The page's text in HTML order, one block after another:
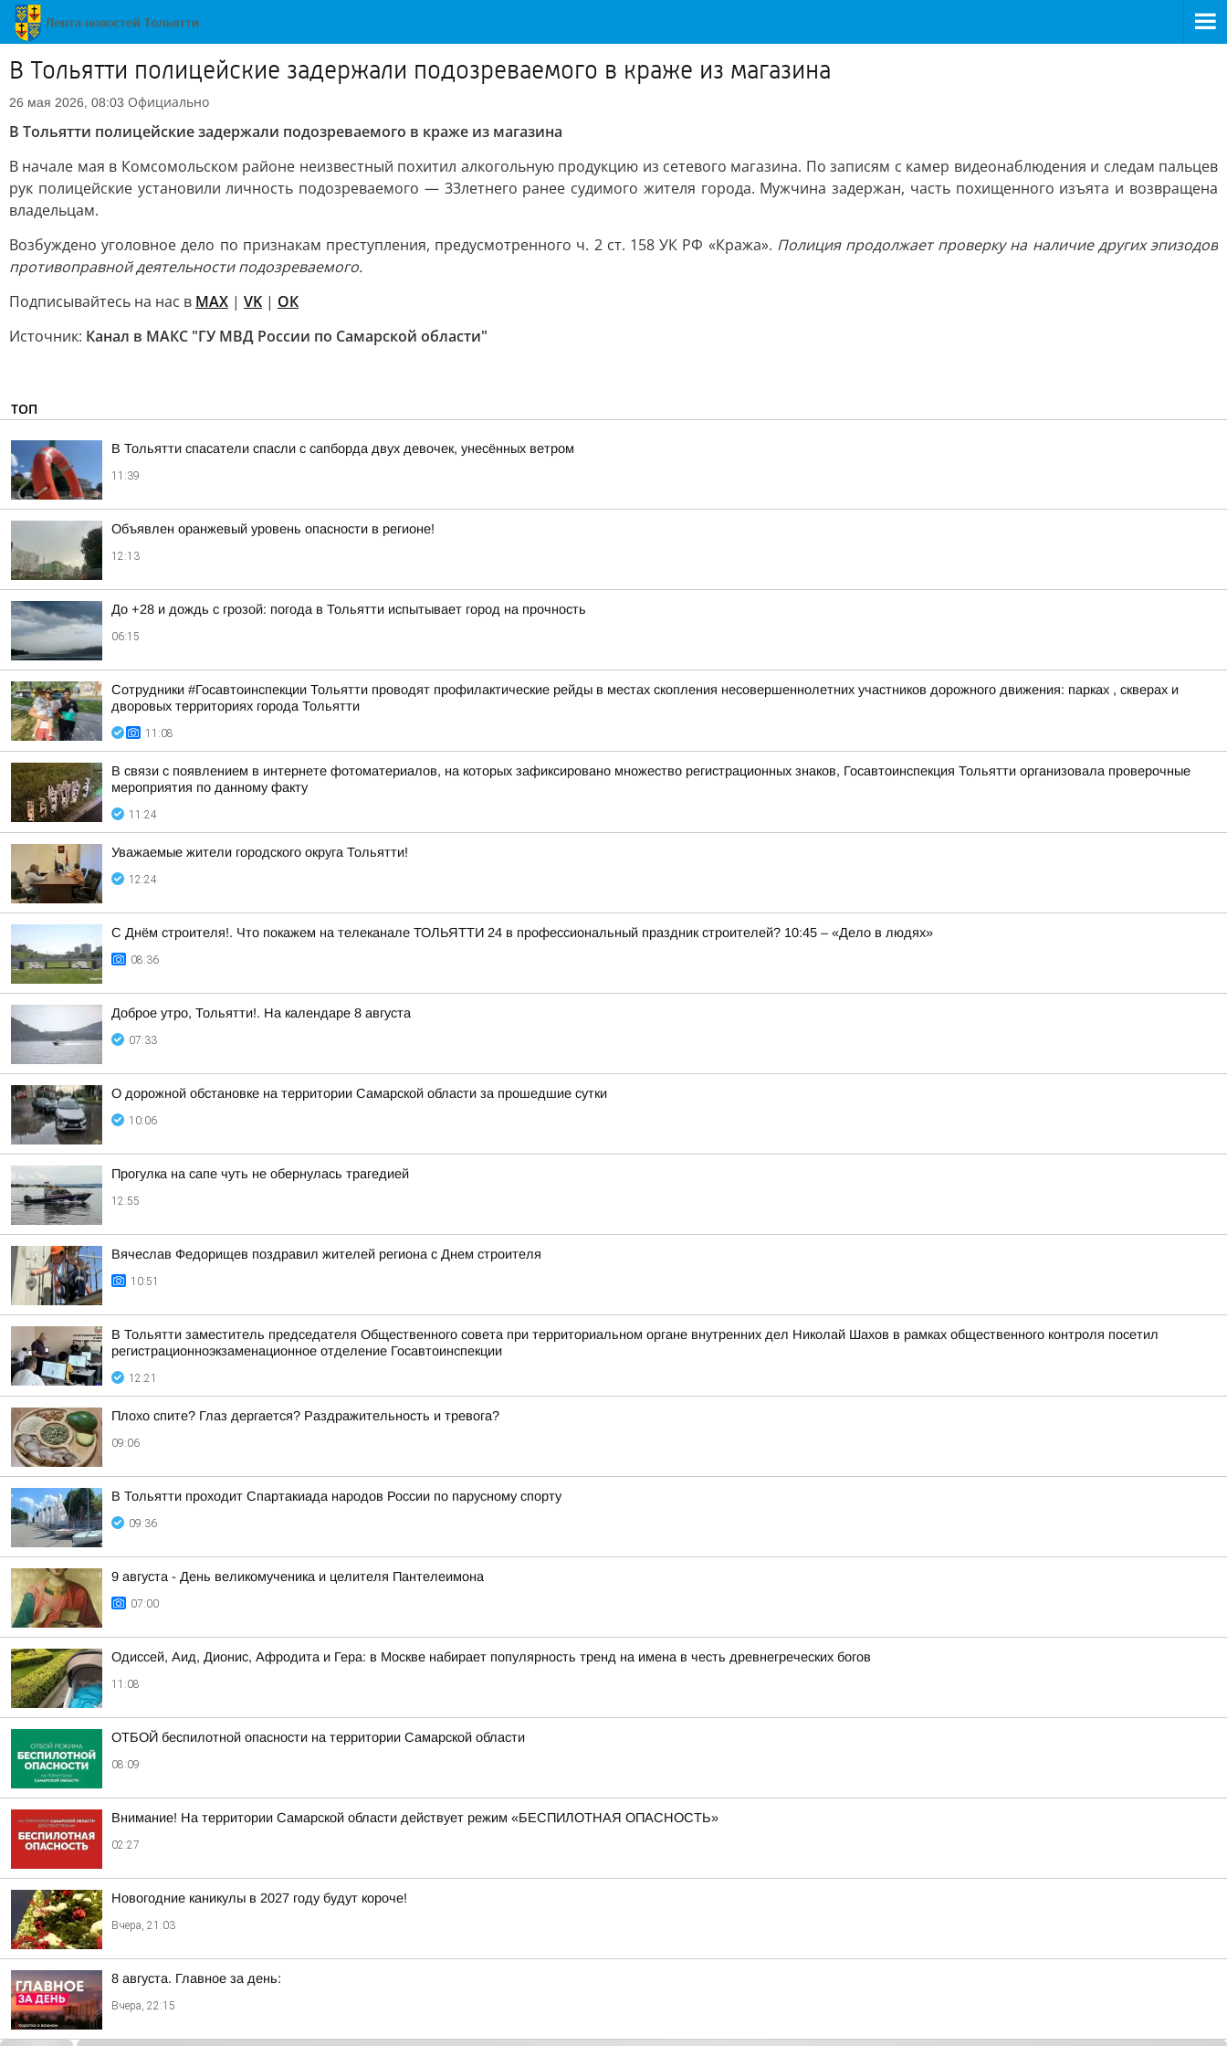
В Тольятти полицейские задержали подозреваемого в краже из магазина
26 мая 2026, 08:03 Официально
В Тольятти полицейские задержали подозреваемого в краже из магазина
В начале мая в Комсомольском районе неизвестный похитил алкогольную продукцию из сетевого магазина. По записям с камер видеонаблюдения и следам пальцев
рук полицейские установили личность подозреваемого — 33летнего ранее судимого жителя города. Мужчина задержан, часть похищенного изъята и возвращена
владельцам.
Возбуждено уголовное дело по признакам преступления, предусмотренного ч. 2 ст. 158 УК РФ «Кража». Полиция продолжает проверку на наличие других эпизодов
противоправной деятельности подозреваемого.
Подписывайтесь на нас в MAX | VK | ОК
Источник: Канал в МАКС "ГУ МВД России по Самарской области"
ТОП
В Тольятти спасатели спасли с сапборда двух девочек, унесённых ветром
11:39
Объявлен оранжевый уровень опасности в регионе!
12:13
До +28 и дождь с грозой: погода в Тольятти испытывает город на прочность
06:15
Сотрудники #Госавтоинспекции Тольятти проводят профилактические рейды в местах скопления несовершеннолетних участников дорожного движения: парках , скверах и
дворовых территориях города Тольятти
11:08
В связи с появлением в интернете фотоматериалов, на которых зафиксировано множество регистрационных знаков, Госавтоинспекция Тольятти организовала проверочные
мероприятия по данному факту
11:24
Уважаемые жители городского округа Тольятти!
12:24
С Днём строителя!. Что покажем на телеканале ТОЛЬЯТТИ 24 в профессиональный праздник строителей? 10:45 – «Дело в людях»
08:36
Доброе утро, Тольятти!. На календаре 8 августа
07:33
О дорожной обстановке на территории Самарской области за прошедшие сутки
10:06
Прогулка на сапе чуть не обернулась трагедией
12:55
Вячеслав Федорищев поздравил жителей региона с Днем строителя
10:51
В Тольятти заместитель председателя Общественного совета при территориальном органе внутренних дел Николай Шахов в рамках общественного контроля посетил
регистрационноэкзаменационное отделение Госавтоинспекции
12:21
Плохо спите? Глаз дергается? Раздражительность и тревога?
09:06
В Тольятти проходит Спартакиада народов России по парусному спорту
09:36
9 августа - День великомученика и целителя Пантелеимона
07:00
Одиссей, Аид, Дионис, Афродита и Гера: в Москве набирает популярность тренд на имена в честь древнегреческих богов
11:08
ОТБОЙ беспилотной опасности на территории Самарской области
08:09
Внимание! На территории Самарской области действует режим «БЕСПИЛОТНАЯ ОПАСНОСТЬ»
02:27
Новогодние каникулы в 2027 году будут короче!
Вчера, 21:03
8 августа. Главное за день:
Вчера, 22:15